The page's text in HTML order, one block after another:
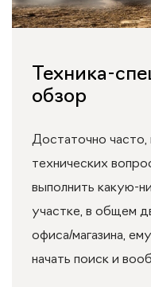
Техника-
обзор
Достаточно часто,
технических
выполнить какую-
участке, в общем
офиса/магазина,
начать поиск и